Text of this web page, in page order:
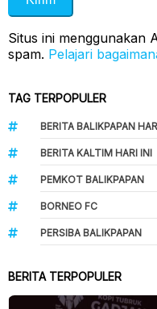
Situs ini menggunakan
spam. Pelajari
TAG TERPOPULER
BERITA BALIKPAPAN
BERITA KALTIM HARI INI
PEMKOT BALIKPAPAN
BORNEO FC
PERSIBA BALIKPAPAN
BERITA TERPOPULER